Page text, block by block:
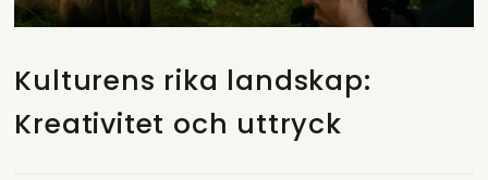
Kulturens rika landskap:
Kreativitet och uttryck